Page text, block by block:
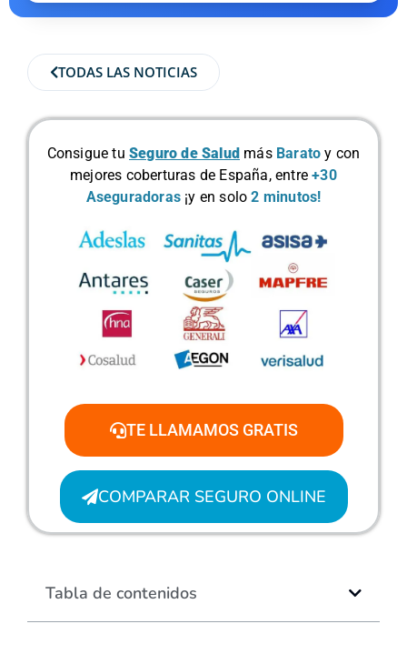
TODAS LAS NOTICIAS
Consigue tu Seguro de Salud más Barato y con
mejores coberturas de España, entre+30
Aseguradoras ¡y en solo2 minutos!
TE LLAMAMOS GRATIS
COMPARAR SEGURO ONLINE
Tabla de contenidos